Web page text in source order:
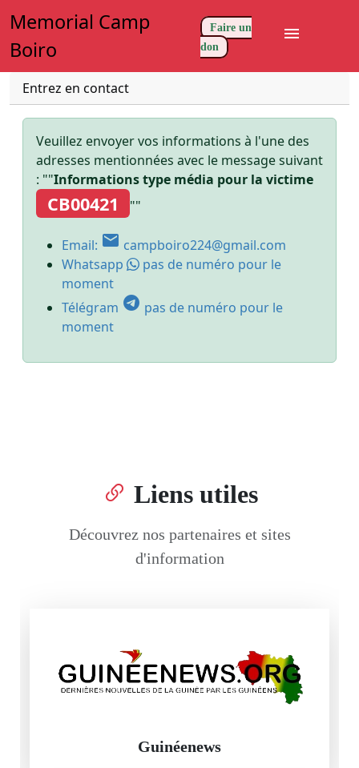
Memorial Camp
Boiro
Faire un
don
menu
Entrez en contact
Veuillez envoyer vos informations à l'une des
adresses mentionnées avec le message suivant
: ""Informations type média pour la victime
CB00421 ""
Email: email campboiro224@gmail.com
Whatsapp
pas de numéro pour le
moment
Télégram telegram pas de numéro pour le
moment
Liens utiles
Découvrez nos partenaires et sites
d'information
Guinéenews